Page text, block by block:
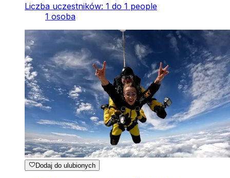
Liczba uczestników: 1 do 1 people
1 osoba
Dodaj do ulubionych